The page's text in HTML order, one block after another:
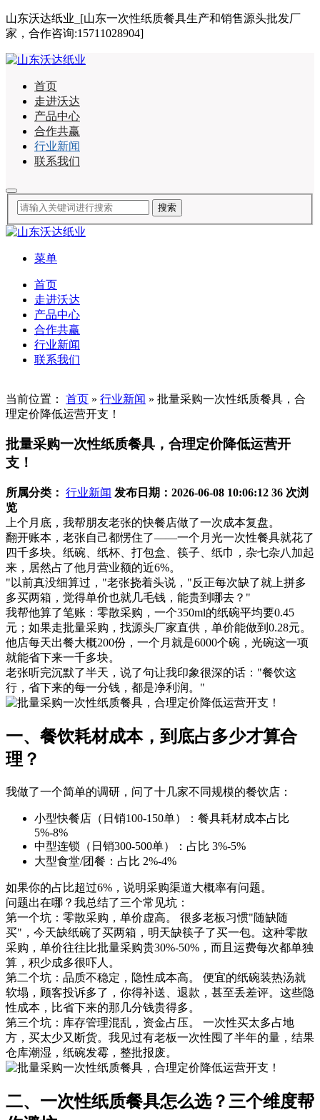
山东沃达纸业_[山东一次性纸质餐具生产和销售源头批发厂
家，合作咨询:15711028904]
首页
走进沃达
产品中心
合作共赢
行业新闻
联系我们
菜单
首页
走进沃达
产品中心
合作共赢
行业新闻
联系我们
当前位置： 首页 » 行业新闻 » 批量采购一次性纸质餐具，合
理定价降低运营开支！
批量采购一次性纸质餐具，合理定价降低运营开
支！
所属分类： 行业新闻 发布日期：2026-06-08 10:06:12 36 次浏
览
上个月底，我帮朋友老张的快餐店做了一次成本复盘。
翻开账本，老张自己都愣住了——一个月光一次性餐具就花了
四千多块。纸碗、纸杯、打包盒、筷子、纸巾，杂七杂八加起
来，居然占了他月营业额的近6%。
"以前真没细算过，"老张挠着头说，"反正每次缺了就上拼多
多买两箱，觉得单价也就几毛钱，能贵到哪去？"
我帮他算了笔账：零散采购，一个350ml的纸碗平均要0.45
元；如果走批量采购，找源头厂家直供，单价能做到0.28元。
他店每天出餐大概200份，一个月就是6000个碗，光碗这一项
就能省下来一千多块。
老张听完沉默了半天，说了句让我印象很深的话："餐饮这
行，省下来的每一分钱，都是净利润。"
一、餐饮耗材成本，到底占多少才算合
理？
我做了一个简单的调研，问了十几家不同规模的餐饮店：
小型快餐店（日销100-150单）：餐具耗材成本占比
5%-8%
中型连锁（日销300-500单）：占比 3%-5%
大型食堂/团餐：占比 2%-4%
如果你的占比超过6%，说明采购渠道大概率有问题。
问题出在哪？我总结了三个常见坑：
第一个坑：零散采购，单价虚高。 很多老板习惯"随缺随
买"，今天缺纸碗了买两箱，明天缺筷子了买一包。这种零散
采购，单价往往比批量采购贵30%-50%，而且运费每次都单独
算，积少成多很吓人。
第二个坑：品质不稳定，隐性成本高。 便宜的纸碗装热汤就
软塌，顾客投诉多了，你得补送、退款，甚至丢差评。这些隐
性成本，比省下来的那几分钱贵得多。
第三个坑：库存管理混乱，资金占压。 一次性买太多占地
方，买太少又断货。我见过有老板一次性囤了半年的量，结果
仓库潮湿，纸碗发霉，整批报废。
二、一次性纸质餐具怎么选？三个维度帮